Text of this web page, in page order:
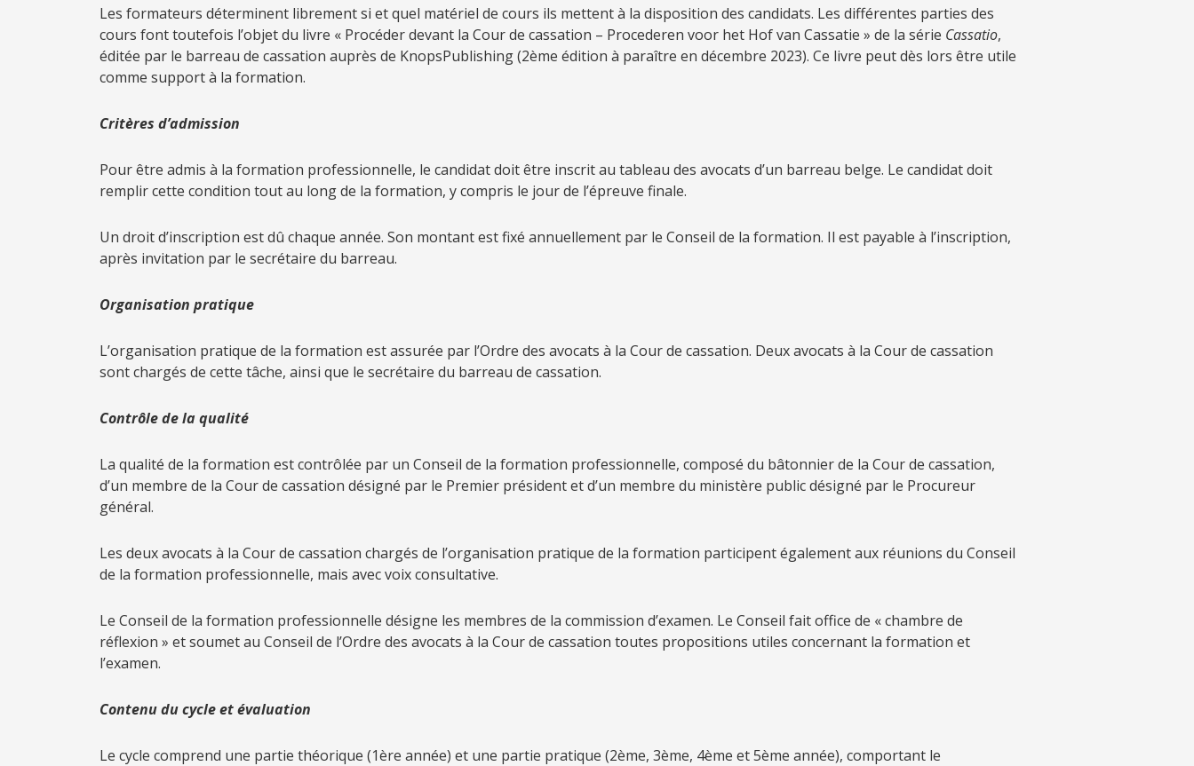
Les formateurs déterminent librement si et quel matériel de cours ils mettent à la disposition des candidats. Les différentes parties des
cours font toutefois l’objet du livre « Procéder devant la Cour de cassation – Procederen voor het Hof van Cassatie » de la série Cassatio,
éditée par le barreau de cassation auprès de KnopsPublishing (2ème édition à paraître en décembre 2023). Ce livre peut dès lors être utile
comme support à la formation.
Critères d’admission
Pour être admis à la formation professionnelle, le candidat doit être inscrit au tableau des avocats d’un barreau belge. Le candidat doit
remplir cette condition tout au long de la formation, y compris le jour de l’épreuve finale.
Un droit d’inscription est dû chaque année. Son montant est fixé annuellement par le Conseil de la formation. Il est payable à l’inscription,
après invitation par le secrétaire du barreau.
Organisation pratique
L’organisation pratique de la formation est assurée par l’Ordre des avocats à la Cour de cassation. Deux avocats à la Cour de cassation
sont chargés de cette tâche, ainsi que le secrétaire du barreau de cassation.
Contrôle de la qualité
La qualité de la formation est contrôlée par un Conseil de la formation professionnelle, composé du bâtonnier de la Cour de cassation,
d’un membre de la Cour de cassation désigné par le Premier président et d’un membre du ministère public désigné par le Procureur
général.
Les deux avocats à la Cour de cassation chargés de l’organisation pratique de la formation participent également aux réunions du Conseil
de la formation professionnelle, mais avec voix consultative.
Le Conseil de la formation professionnelle désigne les membres de la commission d’examen. Le Conseil fait office de « chambre de
réflexion » et soumet au Conseil de l’Ordre des avocats à la Cour de cassation toutes propositions utiles concernant la formation et
l’examen.
Contenu du cycle et évaluation
Le cycle comprend une partie théorique (1ère année) et une partie pratique (2ème, 3ème, 4ème et 5ème année), comportant le